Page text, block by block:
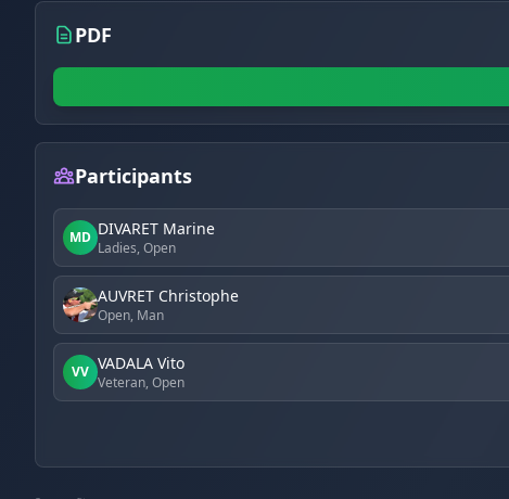
PDF
Participants
MD DIVARET Marine
Ladies, Open
AUVRET Christophe
Open, Man
VV VADALA Vito
Veteran, Open